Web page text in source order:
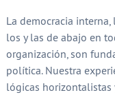
La democracia
los y las de abajo en
organización, son
política. Nuestra
lógicas horizontalistas